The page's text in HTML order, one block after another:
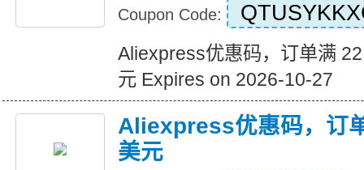
Coupon Code:
Aliexpress优惠码，订单满
元 Expires on 2026-10-27
Aliexpress优惠码，订
美元